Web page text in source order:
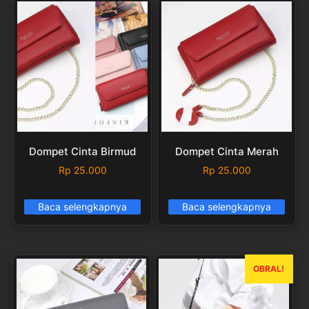
Dompet Cinta Birmud
Rp 25.000
Baca selengkapnya
Dompet Cinta Merah
Rp 25.000
Baca selengkapnya
OBRAL!